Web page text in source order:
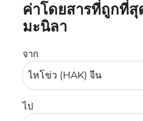
ค่าโดยสารที่ถูกที่สุ
มะนิลา
จาก
ไป
ลองอัปเดตเส้นทางของคุณ